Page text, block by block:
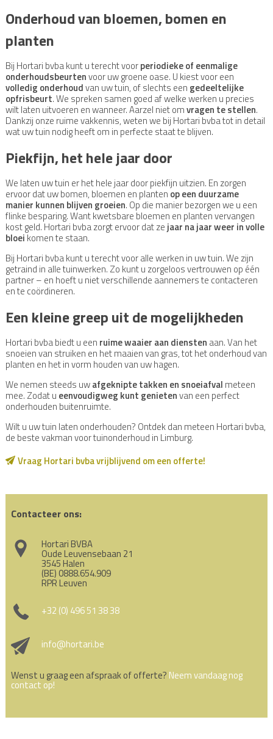
Onderhoud van bloemen, bomen en
planten
Bij Hortari bvba kunt u terecht voorperiodieke of eenmalige
onderhoudsbeurtenvoor uw groene oase. U kiest voor een
volledig onderhoudvan uw tuin, of slechts een gedeeltelijke
opfrisbeurt. We spreken samen goed af welke werken u precies
wilt laten uitvoeren en wanneer. Aarzel niet omvragen te stellen.
Dankzij onze ruime vakkennis, weten we bij Hortari bvba tot in detail
wat uw tuin nodig heeft om in perfecte staat te blijven.
Piekfijn, het hele jaar door
We laten uw tuin er het hele jaar door piekfijn uitzien. En zorgen
ervoor dat uw bomen, bloemen en planten op een duurzame
manier kunnen blijven groeien. Op die manier bezorgen we u een
flinke besparing. Want kwetsbare bloemen en planten vervangen
kost geld. Hortari bvba zorgt ervoor dat zejaar na jaar weer in volle
bloei komen te staan.
Bij Hortari bvba kunt u terecht voor alle werken in uw tuin. We zijn
getraind in alle tuinwerken. Zo kunt u zorgeloos vertrouwen op één
partner – en hoeft u niet verschillende aannemers te contacteren
en te coördineren.
Een kleine greep uit de mogelijkheden
Hortari bvba biedt u een ruime waaier aan diensten aan. Van het
snoeien van struiken en het maaien van gras, tot het onderhoud van
planten en het in vorm houden van uw hagen.
We nemen steeds uwafgeknipte takken en snoeiafval meteen
mee. Zodat u eenvoudigweg kunt genietenvan een perfect
onderhouden buitenruimte.
Wilt u uw tuin laten onderhouden? Ontdek dan meteen Hortari bvba,
de beste vakman voor tuinonderhoud in Limburg.
Vraag Hortari bvba vrijblijvend om een offerte!
Contacteer ons:
Hortari BVBA
Oude Leuvensebaan 21
3545 Halen
(BE) 0888.654.909
RPR Leuven
+32 (0) 496 51 38 38
info@hortari.be
Wenst u graag een afspraak of offerte? Neem vandaag nog
contact op!